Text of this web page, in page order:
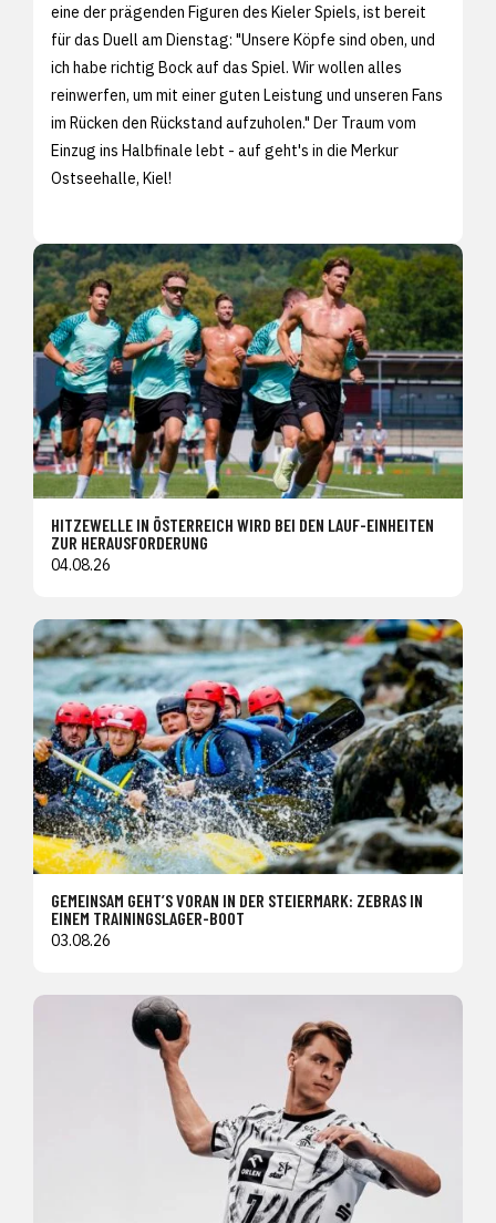
eine der prägenden Figuren des Kieler Spiels, ist bereit
für das Duell am Dienstag: "Unsere Köpfe sind oben, und
ich habe richtig Bock auf das Spiel. Wir wollen alles
reinwerfen, um mit einer guten Leistung und unseren Fans
im Rücken den Rückstand aufzuholen." Der Traum vom
Einzug ins Halbfinale lebt - auf geht's in die Merkur
Ostseehalle, Kiel!
HITZEWELLE IN ÖSTERREICH WIRD BEI DEN LAUF-EINHEITEN
ZUR HERAUSFORDERUNG
04.08.26
GEMEINSAM GEHT’S VORAN IN DER STEIERMARK: ZEBRAS IN
EINEM TRAININGSLAGER-BOOT
03.08.26